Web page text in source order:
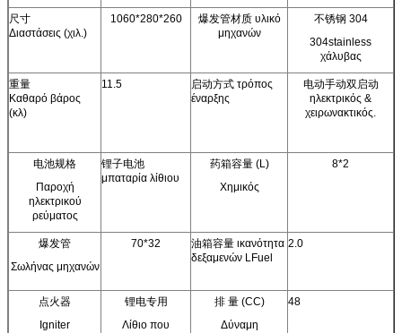
尺寸
Διαστάσεις (χιλ.)
1060*280*260
爆发管材质 υλικό
μηχανών
不锈钢 304
304stainless
χάλυβας
重量
Καθαρό βάρος
(κλ)
11.5
启动方式 τρόπος
έναρξης
电动手动双启动
ηλεκτρικός &
χειρωνακτικός.
电池规格
Παροχή
ηλεκτρικού
ρεύματος
锂子电池
μπαταρία λίθιου
药箱容量 (L)
Χημικός
8*2
爆发管
Σωλήνας μηχανών
70*32
油箱容量 ικανότητα
δεξαμενών LFuel
2.0
点火器
Igniter
锂电专用
Λίθιο που
排 量 (CC)
Δύναμη
48